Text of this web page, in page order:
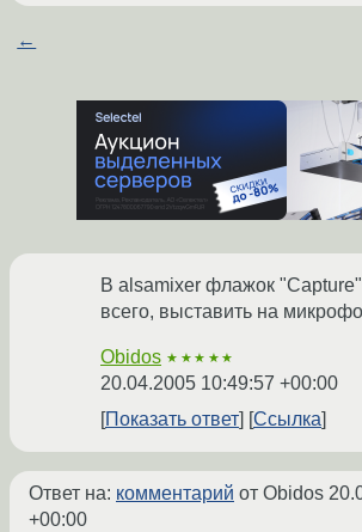
←
В alsamixer флажок
всего, выставить на
Obidos ★★★★★
20.04.2005 10:49:57 +00:00
Показать ответ
Ссылка
Ответ на: комментарий от Obidos
+00:00